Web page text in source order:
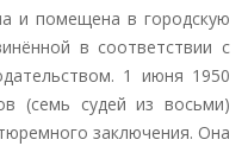
и помещена в городскую
в соответствии с
1 июня 1950
(семь судей из восьми)
заключения. Она